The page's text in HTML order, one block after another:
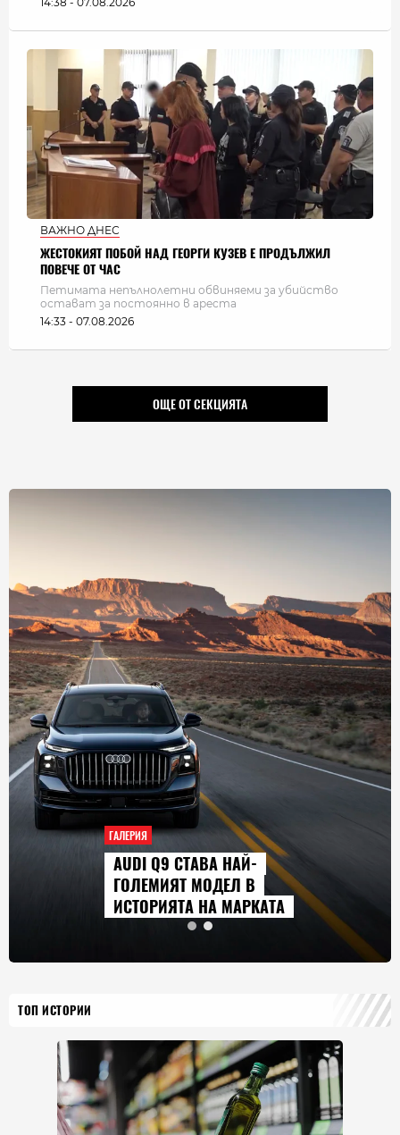
ВАЖНО ДНЕС
ЖЕСТОКИЯТ ПОБОЙ НАД ГЕОРГИ КУЗЕВ Е ПРОДЪЛЖИЛ
ПОВЕЧЕ ОТ ЧАС
Петимата непълнолетни обвиняеми за убийство
остават за постоянно в ареста
14:33 - 07.08.2026
ОЩЕ ОТ СЕКЦИЯТА
ГАЛЕРИЯ
AUDI Q9 СТАВА НАЙ-
ГОЛЕМИЯТ МОДЕЛ В
ИСТОРИЯТА НА МАРКАТА
ТОП ИСТОРИИ